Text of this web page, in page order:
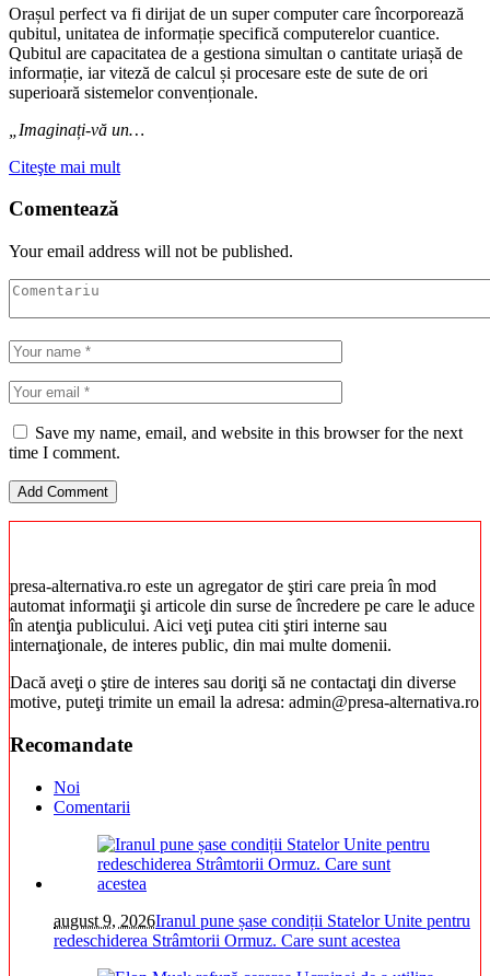
Orașul perfect va fi dirijat de un super computer care încorporează
qubitul, unitatea de informație specifică computerelor cuantice.
Qubitul are capacitatea de a gestiona simultan o cantitate uriașă de
informație, iar viteză de calcul și procesare este de sute de ori
superioară sistemelor convenționale.
„Imaginați-vă un…
Citeşte mai mult
Comentează
Your email address will not be published.
Save my name, email, and website in this browser for the next
time I comment.
presa-alternativa.ro este un agregator de ştiri care preia în mod
automat informaţii şi articole din surse de încredere pe care le aduce
în atenţia publicului. Aici veţi putea citi ştiri interne sau
internaţionale, de interes public, din mai multe domenii.
Dacă aveţi o ştire de interes sau doriţi să ne contactaţi din diverse
motive, puteţi trimite un email la adresa: admin@presa-alternativa.ro
Recomandate
Noi
Comentarii
august 9, 2026Iranul pune șase condiții Statelor Unite pentru
redeschiderea Strâmtorii Ormuz. Care sunt acestea